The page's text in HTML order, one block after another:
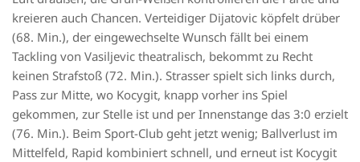
kreieren auch Chancen. Verteidiger Dijatovic köpfelt drüber
(68. Min.), der eingewechselte Wunsch fällt bei einem
Tackling von Vasiljevic theatralisch, bekommt zu Recht
keinen Strafstoß (72. Min.). Strasser spielt sich links durch,
Pass zur Mitte, wo Kocygit, knapp vorher ins Spiel
gekommen, zur Stelle ist und per Innenstange das 3:0 erzielt
(76. Min.). Beim Sport-Club geht jetzt wenig; Ballverlust im
Mittelfeld, Rapid kombiniert schnell, und erneut ist Kocygit